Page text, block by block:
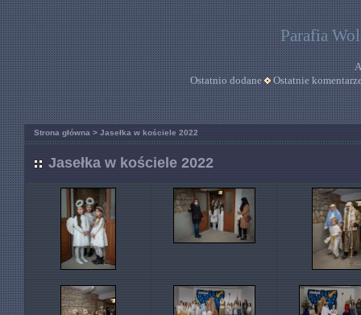
Parafia
Ostatnio dodane
Ostatnie
Strona główna > Jasełka w kościele 2022
Jasełka w kościele 2022